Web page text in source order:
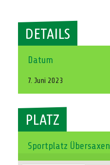
DETAILS
Datum
7. Juni 2023
PLATZ
Sportplatz Übersaxen